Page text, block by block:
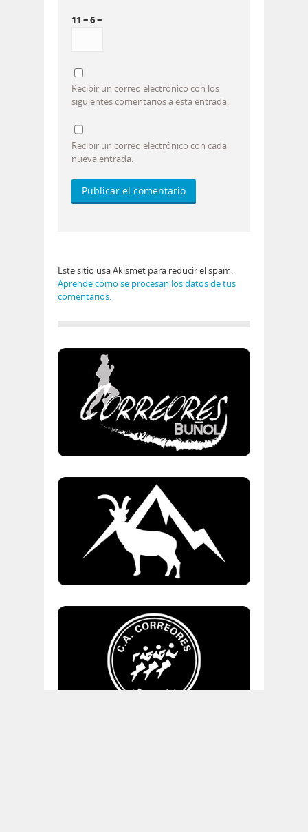
11 − 6 =
Recibir un correo electrónico con los
siguientes comentarios a esta entrada.
Recibir un correo electrónico con cada
nueva entrada.
Este sitio usa Akismet para reducir el spam.
Aprende cómo se procesan los datos de tus
comentarios.